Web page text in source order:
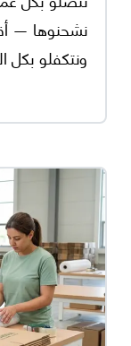
نشحنوها —
ونتكفلو بكل